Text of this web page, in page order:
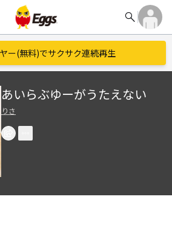
search
ー(無料)でサクサク連続再生
あいらぶゆーがうたえない
りさ